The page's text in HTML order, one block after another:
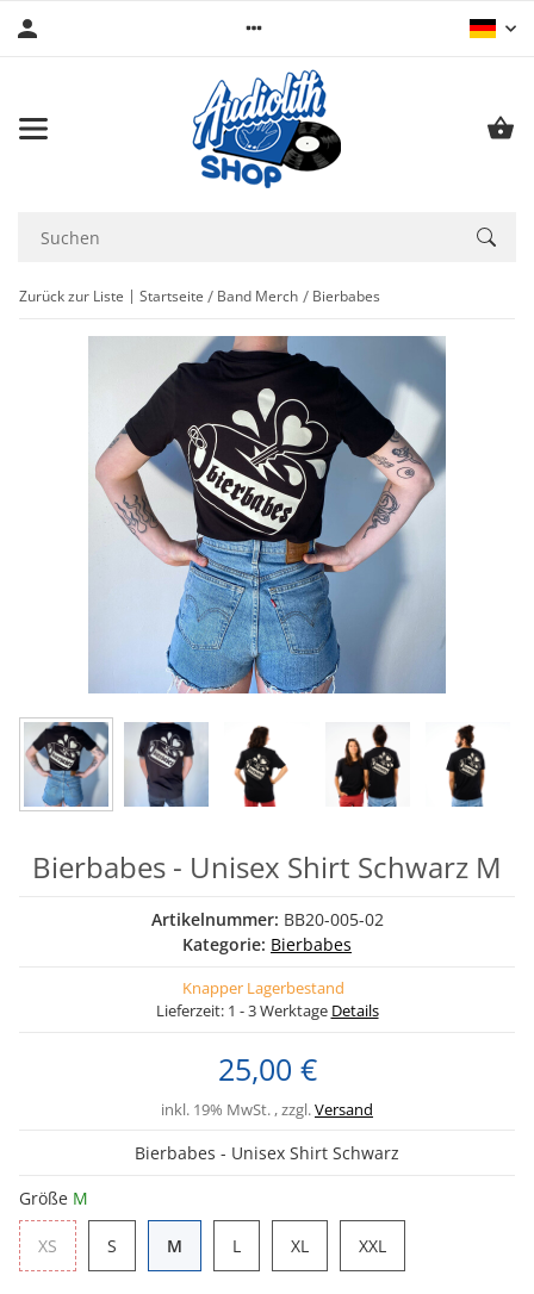
Zurück zur Liste Startseite Band Merch Bierbabes
Bierbabes - Unisex Shirt Schwarz M
Artikelnummer: BB20-005-02
Kategorie: Bierbabes
Knapper Lagerbestand
Lieferzeit: 1 - 3 Werktage Details
25,00 €
inkl. 19% MwSt. , zzgl.Versand
Bierbabes - Unisex Shirt Schwarz
Größe M
XS XS S M LL XLXL XXLXXL